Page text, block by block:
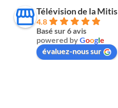
Télévision de la Mitis
4.8
Basé sur 6 avis
powered byGoogle
évaluez-nous sur